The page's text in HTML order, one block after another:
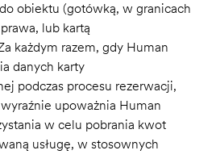
obiektu (gotówką, w granicach
lub kartą
każdym razem, gdy Human
danych karty
podczas procesu rezerwacji,
upoważnia Human
w celu pobrania kwot
usługę, w stosownych